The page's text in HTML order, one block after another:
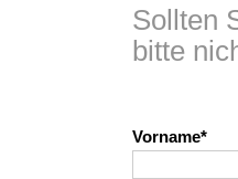
Sollten
bitte
Vorname